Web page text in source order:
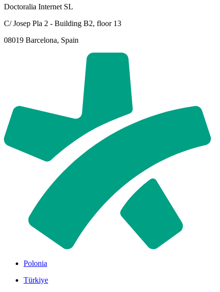
Doctoralia Internet SL
C/ Josep Pla 2 - Building B2, floor 13
08019 Barcelona, Spain
Polonia
Türkiye